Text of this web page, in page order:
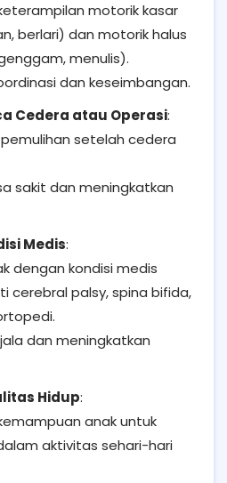
motorik kasar
berlari) dan motorik halus
menulis).
dan keseimbangan.
Cedera atau Operasi:
setelah cedera
sakit dan meningkatkan
Medis:
dengan kondisi medis
cerebral palsy, spina bifida,
dan meningkatkan
Hidup:
anak untuk
aktivitas sehari-hari